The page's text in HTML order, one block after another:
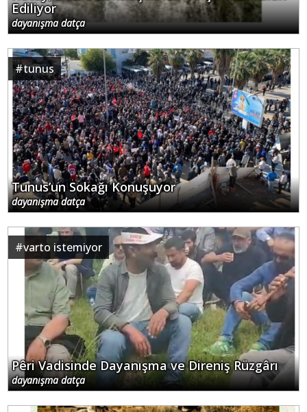
Ediliyor
dayanışma datça
#tunus
Tunus’un Sokağı Konuşuyor
dayanışma datça
#varto istemiyor
Pêri Vadisinde Dayanışma ve Direniş Rüzgârı
dayanışma datça